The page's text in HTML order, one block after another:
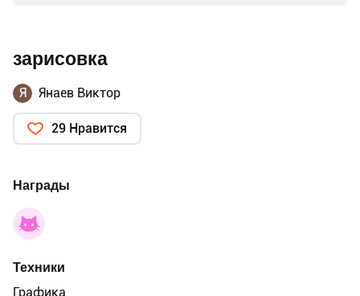
зарисовка
Я Янаев Виктор
29 Нравится
Награды
Техники
Графика